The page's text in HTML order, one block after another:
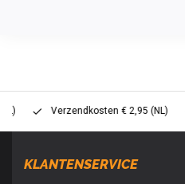
Verzendkosten € 2,95 (NL)
KLANTENSERVICE